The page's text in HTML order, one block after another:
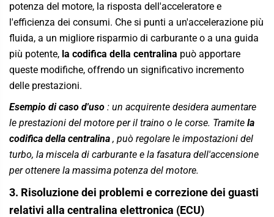
potenza del motore, la risposta dell'acceleratore e
l'efficienza dei consumi. Che si punti a un'accelerazione più
fluida, a un migliore risparmio di carburante o a una guida
più potente, la codifica della centralina può apportare
queste modifiche, offrendo un significativo incremento
delle prestazioni.
Esempio di caso d'uso : un acquirente desidera aumentare
le prestazioni del motore per il traino o le corse. Tramite la
codifica della centralina , può regolare le impostazioni del
turbo, la miscela di carburante e la fasatura dell'accensione
per ottenere la massima potenza del motore.
3. Risoluzione dei problemi e correzione dei guasti
relativi alla centralina elettronica (ECU)